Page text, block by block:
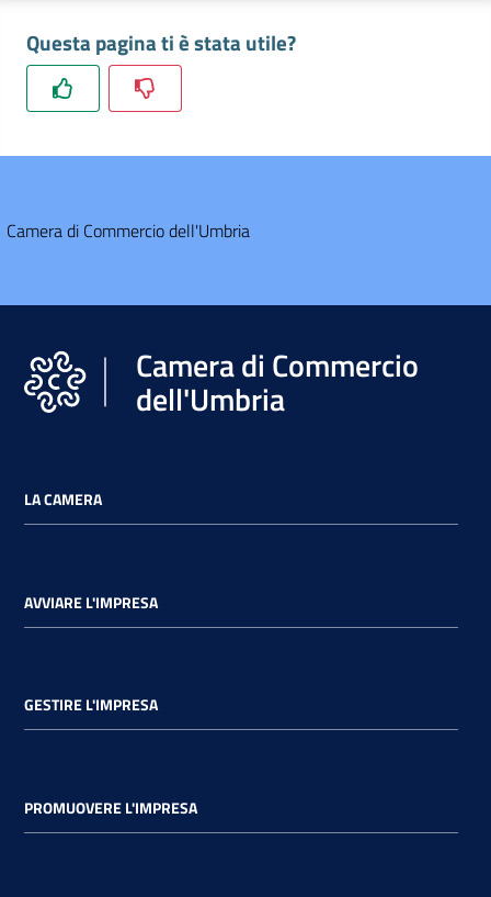
Questa pagina ti è stata utile?
Camera di Commercio dell'Umbria
Camera di Commercio
dell'Umbria
LA CAMERA
AVVIARE L'IMPRESA
GESTIRE L'IMPRESA
PROMUOVERE L'IMPRESA